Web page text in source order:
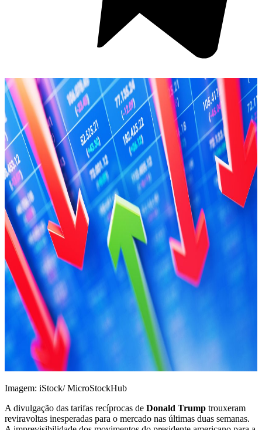
Imagem: iStock/ MicroStockHub
A divulgação das tarifas recíprocas de Donald Trump trouxeram
reviravoltas inesperadas para o mercado nas últimas duas semanas.